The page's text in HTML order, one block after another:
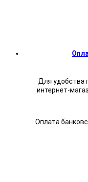
Для удобства
интернет-
Оплата